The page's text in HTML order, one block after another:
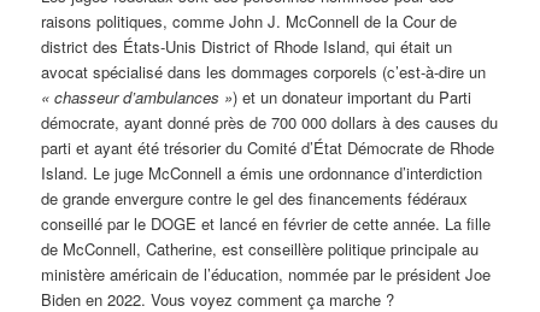
raisons politiques, comme John J. McConnell de la Cour de
district des États-Unis District of Rhode Island, qui était un
avocat spécialisé dans les dommages corporels (c’est-à-dire un
« chasseur d’ambulances ») et un donateur important du Parti
démocrate, ayant donné près de 700 000 dollars à des causes du
parti et ayant été trésorier du Comité d’État Démocrate de Rhode
Island. Le juge McConnell a émis une ordonnance d’interdiction
de grande envergure contre le gel des financements fédéraux
conseillé par le DOGE et lancé en février de cette année. La fille
de McConnell, Catherine, est conseillère politique principale au
ministère américain de l’éducation, nommée par le président Joe
Biden en 2022. Vous voyez comment ça marche ?